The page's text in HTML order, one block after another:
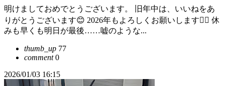
明けましておめでとうございます。 旧年中は、いいねをあ
りがとうございます😊 2026年もよろしくお願いします🙇‍♀️ 休
みも早くも明日が最後……嘘のような...
thumb_up 77
comment0
2026/01/03 16:15